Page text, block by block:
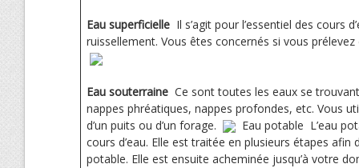
Eau superficielle
Il s’agit pour l’essentiel des cours
ruissellement. Vous êtes concernés si vous
Eau souterraine
Ce sont toutes les eaux se
nappes phréatiques, nappes profondes, etc. Vous
d’un puits ou d’un forage. ­
Eau potable ­ L’eau
cours d’eau. Elle est traitée en plusieurs étapes afin
potable. Elle est ensuite acheminée jusqu’à votre